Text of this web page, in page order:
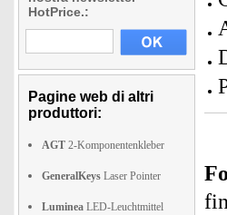
HotPrice.:
Pagine web di altri
produttori:
AGT 2-Komponentenkleber
GeneralKeys Laser Pointer
Luminea LED-Leuchtmittel